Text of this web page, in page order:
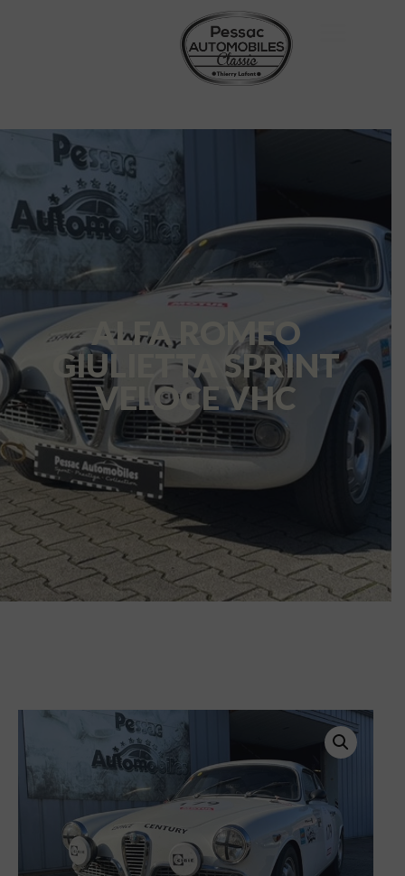
ALFA ROMEO
GIULIETTA SPRINT
VELOCE VHC